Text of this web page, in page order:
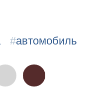
#автомобиль